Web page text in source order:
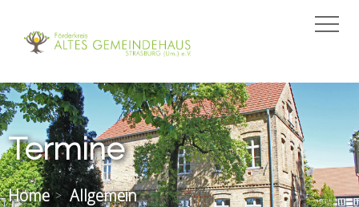
Termine
Home Allgemein